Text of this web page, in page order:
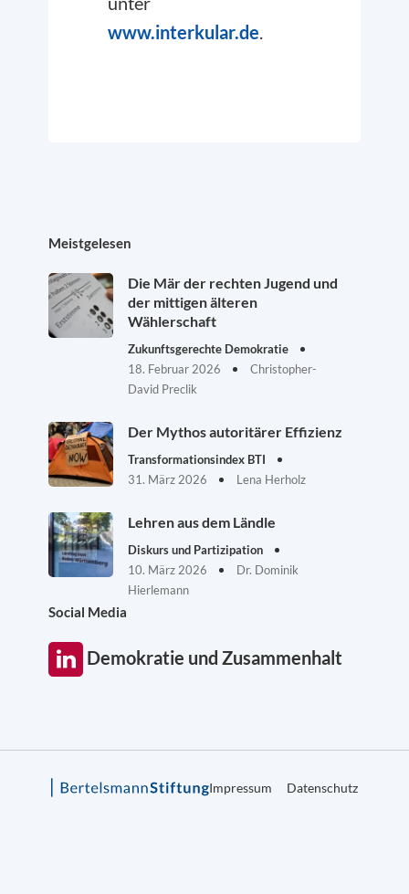
www.interkular.de.
Meistgelesen
Die Mär der rechten Jugend und
der mittigen älteren
Wählerschaft
Zukunftsgerechte Demokratie
18. Februar 2026
Christopher-
David Preclik
Der Mythos autoritärer Effizienz
Transformationsindex BTI
31. März 2026
Lena Herholz
Lehren aus dem Ländle
Diskurs und Partizipation
10. März 2026
Dr. Dominik
Hierlemann
Social Media
Demokratie und Zusammenhalt
Impressum Datenschutz